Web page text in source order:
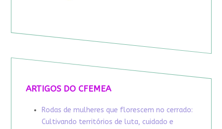
ARTIGOS DO CFEMEA
Rodas de mulheres que florescem no cerrado:
Cultivando territórios de luta, cuidado e